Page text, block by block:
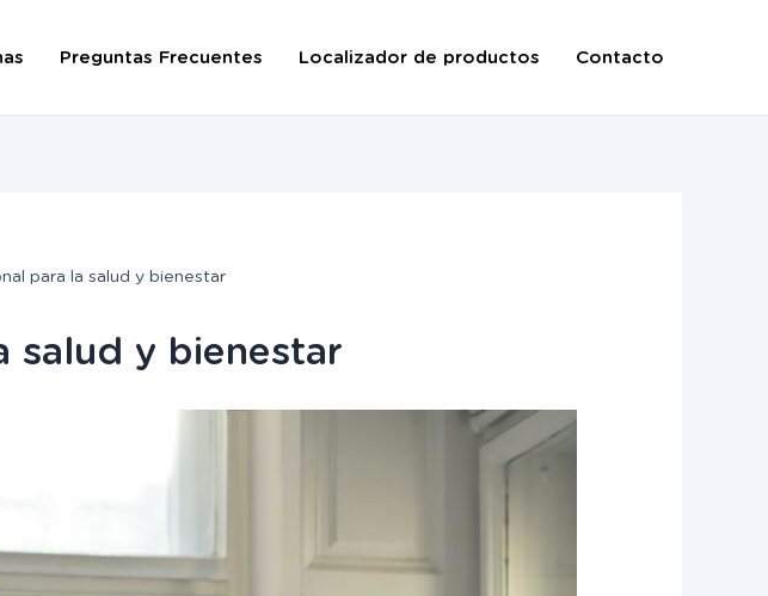
Preguntas Frecuentes Localizador de productos Contacto
para la salud y bienestar
salud y bienestar